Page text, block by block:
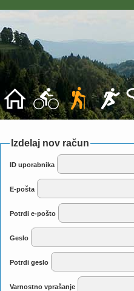
Izdelaj nov račun
ID uporabnika
E-pošta
Potrdi e-pošto
Geslo
Potrdi geslo
Varnostno vprašanje